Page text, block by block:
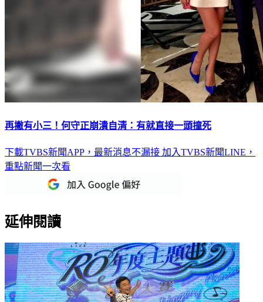
再撇有小三！何守正崩潰自清：有就直接一頭撞死
下載TVBS新聞APP，最新消息不漏接 加入TVBS新聞LINE，
重點新聞一次看
延伸閱讀